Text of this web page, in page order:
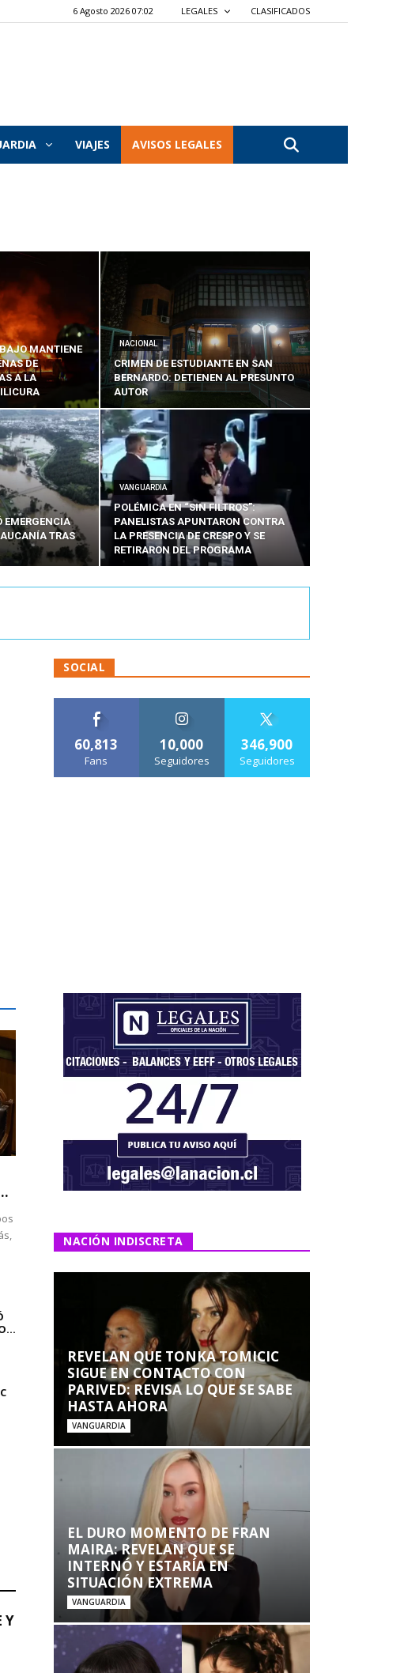
6 Agosto 2026 07:02 LEGALES CLASIFICADOS
VIAJES AVISOS LEGALES
MANTIENE
DE
A LA
NACIONAL
CRIMEN DE ESTUDIANTE EN SAN
BERNARDO: DETIENEN AL PRESUNTO
AUTOR
EMERGENCIA
TRAS
VANGUARDIA
POLÉMICA EN “SIN FILTROS”:
PANELISTAS APUNTARON CONTRA
LA PRESENCIA DE CRESPO Y SE
RETIRARON DEL PROGRAMA
Y
SOCIAL
60,813
Fans
10,000
Seguidores
346,900
Seguidores
NACIÓN INDISCRETA
REVELAN QUE TONKA TOMICIC
SIGUE EN CONTACTO CON
PARIVED: REVISA LO QUE SE SABE
HASTA AHORA
VANGUARDIA
EL DURO MOMENTO DE FRAN
MAIRA: REVELAN QUE SE
INTERNÓ Y ESTARÍA EN
SITUACIÓN EXTREMA
VANGUARDIA